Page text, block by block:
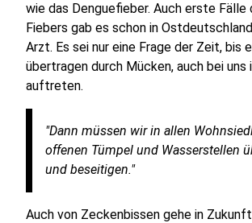
wie das Denguefieber. Auch erste
Fiebers gab es schon in
Arzt. Es sei nur eine Frage der Zeit, bis
übertragen durch Mücken, auch bei uns
auftreten.
"Dann müssen wir in allen
offenen Tümpel und Wasserstellen
und beseitigen."
Auch von Zeckenbissen gehe in